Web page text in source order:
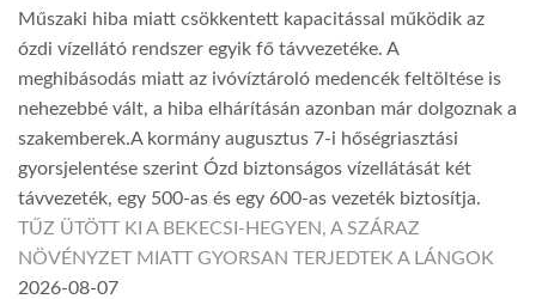
Műszaki hiba miatt csökkentett kapacitással működik az
ózdi vízellátó rendszer egyik fő távvezetéke. A
meghibásodás miatt az ivóvíztároló medencék feltöltése is
nehezebbé vált, a hiba elhárításán azonban már dolgoznak a
szakemberek.A kormány augusztus 7-i hőségriasztási
gyorsjelentése szerint Ózd biztonságos vízellátását két
távvezeték, egy 500-as és egy 600-as vezeték biztosítja.
TŰZ ÜTÖTT KI A BEKECSI-HEGYEN, A SZÁRAZ
NÖVÉNYZET MIATT GYORSAN TERJEDTEK A LÁNGOK
2026-08-07